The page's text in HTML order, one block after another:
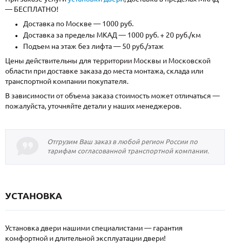
— БЕСПЛАТНО!
Доставка по Москве — 1000 руб.
Доставка за пределы МКАД — 1000 руб. + 20 руб./км
Подъем на этаж без лифта — 50 руб./этаж
Цены действительны для территории Москвы и Московской
области при доставке заказа до места монтажа, склада или
транспортной компании покупателя.
В зависимости от объема заказа стоимость может отличаться —
пожалуйста, уточняйте детали у наших менеджеров.
Отгрузим Ваш заказ в любой регион России по
тарифам согласованной транспортной компании.
УСТАНОВКА
Установка двери нашими специалистами — гарантия
комфортной и длительной эксплуатации двери!